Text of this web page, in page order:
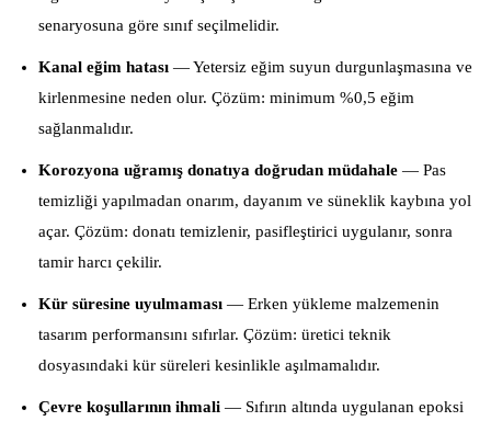
senaryosuna göre sınıf seçilmelidir.
Kanal eğim hatası — Yetersiz eğim suyun durgunlaşmasına ve
kirlenmesine neden olur. Çözüm: minimum %0,5 eğim
sağlanmalıdır.
Korozyona uğramış donatıya doğrudan müdahale — Pas
temizliği yapılmadan onarım, dayanım ve süneklik kaybına yol
açar. Çözüm: donatı temizlenir, pasifleştirici uygulanır, sonra
tamir harcı çekilir.
Kür süresine uyulmaması — Erken yükleme malzemenin
tasarım performansını sıfırlar. Çözüm: üretici teknik
dosyasındaki kür süreleri kesinlikle aşılmamalıdır.
Çevre koşullarının ihmali — Sıfırın altında uygulanan epoksi